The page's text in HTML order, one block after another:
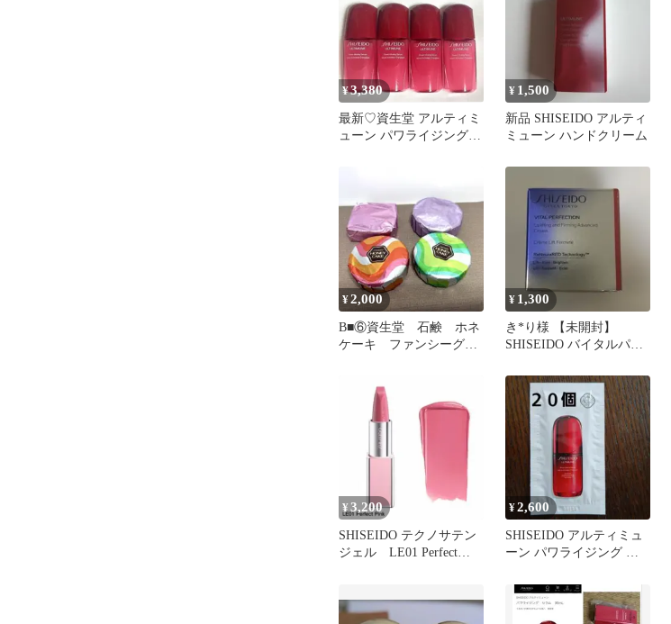
¥3,380
最新♡資生堂 アルティミ
ューン パワライジング
¥ 1,500
新品 SHISEIDO アルティ
ミューン ハンドクリーム
¥2,000
B■⑥資生堂 石鹸 ホネ
ケーキ ファンシーグリ
¥ 1,300
き*り様 【未開封】
SHISEIDO バイタルパー
クリー
¥3,200
SHISEIDO テクノサテン
ジェル LE01 Perfect
¥2,600
SHISEIDO アルティミュ
ーン パワライジング セ